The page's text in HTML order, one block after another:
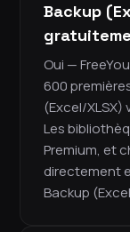
Backup
Oui —
600
(Excel/
Les
Premium, et
directement
Backup